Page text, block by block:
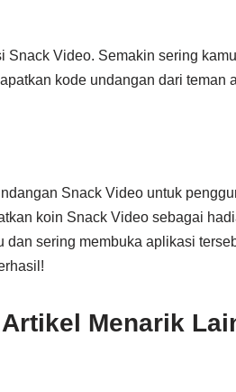
Video. Semakin sering
kode undangan dari teman
Snack Video untuk
koin Snack Video sebagai
sering membuka aplikasi
Menarik